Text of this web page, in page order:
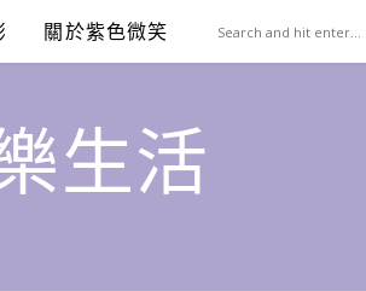
關於紫色微笑
生活